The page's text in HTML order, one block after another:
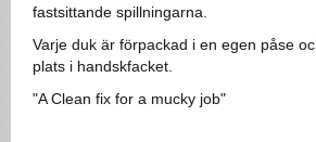
fastsittande spillningarna.
Varje duk är förpackad i en egen påse
plats i handskfacket.
"A Clean fix for a mucky job"